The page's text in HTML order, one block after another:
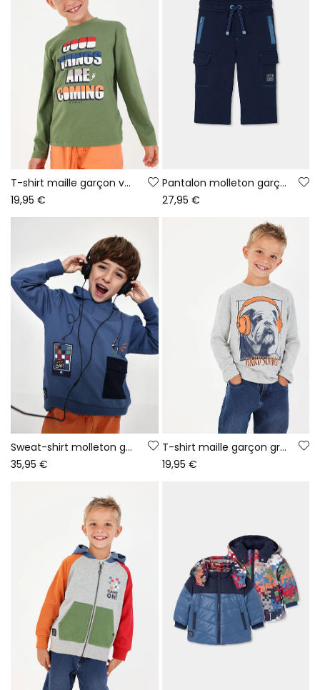
T-shirt maille garçon vert imprimé lettres
19,95 €
Pantalon molleton garçon bleu marine cargo
27,95 €
Sweat-shirt molleton garçon bleu à capuche imprimé gaming
35,95 €
T-shirt maille garçon gris chiné imprimé chien
19,95 €